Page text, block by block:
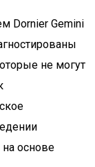
Dornier Gemini
не могут
основе